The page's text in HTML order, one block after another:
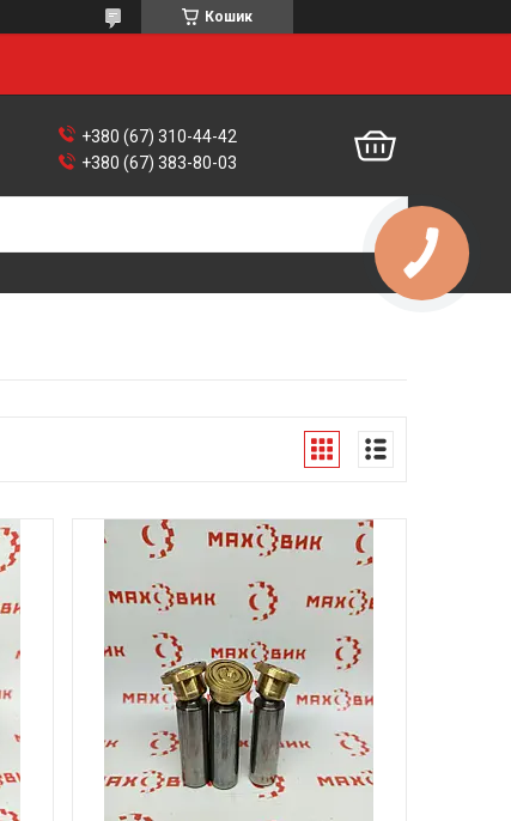
Кошик
+380 (67) 310-44-42
+380 (67) 383-80-03